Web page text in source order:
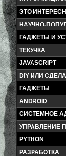
ЭТО
НАУЧНО-
ГАДЖЕТЫ И
ТЕКУЧКА
JAVASCRIPT
DIY ИЛИ
ГАДЖЕТЫ
ANDROID
СИСТЕМНОЕ
УПРАВЛЕНИЕ
PYTHON
РАЗРАБОТКА